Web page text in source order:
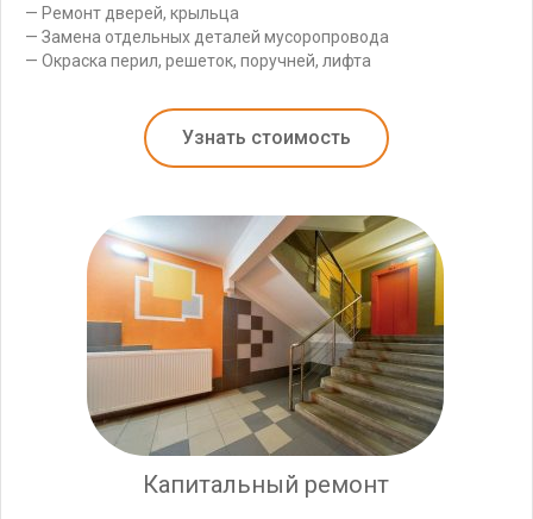
— Ремонт дверей, крыльца
— Замена отдельных деталей мусоропровода
— Окраска перил, решеток, поручней, лифта
Узнать стоимость
Капитальный ремонт